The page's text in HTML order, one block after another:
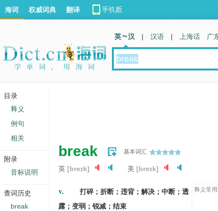
break 基本词汇
英 [breɪk] 美 [breɪk]
v.
打碎；折断；违背；解决；中断；透
露；变弱；锐减；结束
释义常
海词 权威词典 翻译
英 汉 | 汉语 | 上海话 广
目录
释义
例句
相关
附录
音标说明
查词历史
break